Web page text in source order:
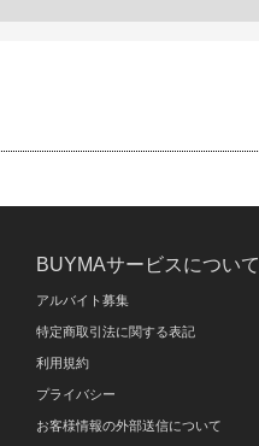
BUYMAサービスについて
アルバイト募集
特定商取引法に関する表記
利用規約
プライバシー
お客様情報の外部送信について